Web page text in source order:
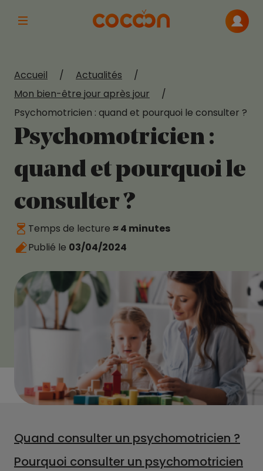
Afficher la navigation principale
Me
Accueil / Actualités
/
Mon bien-être jour après jour
/
Psychomotricien : quand et pourquoi le consulter ?
Psychomotricien :
quand et pourquoi le
consulter ?
Temps de lecture ≈ 4 minutes
Publié le 03/04/2024
Quand consulter un psychomotricien ?
Pourquoi consulter un psychomotricien